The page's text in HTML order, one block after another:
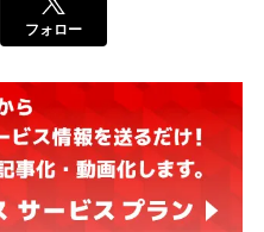
フォロー